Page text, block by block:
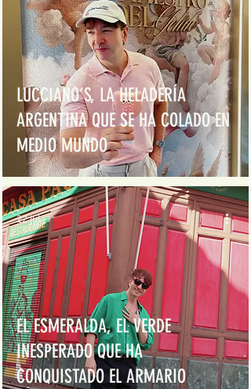
LUCCIANO’S, LA HELADERÍA
ARGENTINA QUE SE HA COLADO EN
MEDIO MUNDO
EL ESMERALDA, EL VERDE
INESPERADO QUE HA
CONQUISTADO EL ARMARIO
22 jul